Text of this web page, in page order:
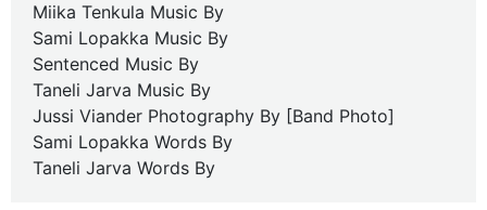
Miika Tenkula Music By
Sami Lopakka Music By
Sentenced Music By
Taneli Jarva Music By
Jussi Viander Photography By [Band Photo]
Sami Lopakka Words By
Taneli Jarva Words By